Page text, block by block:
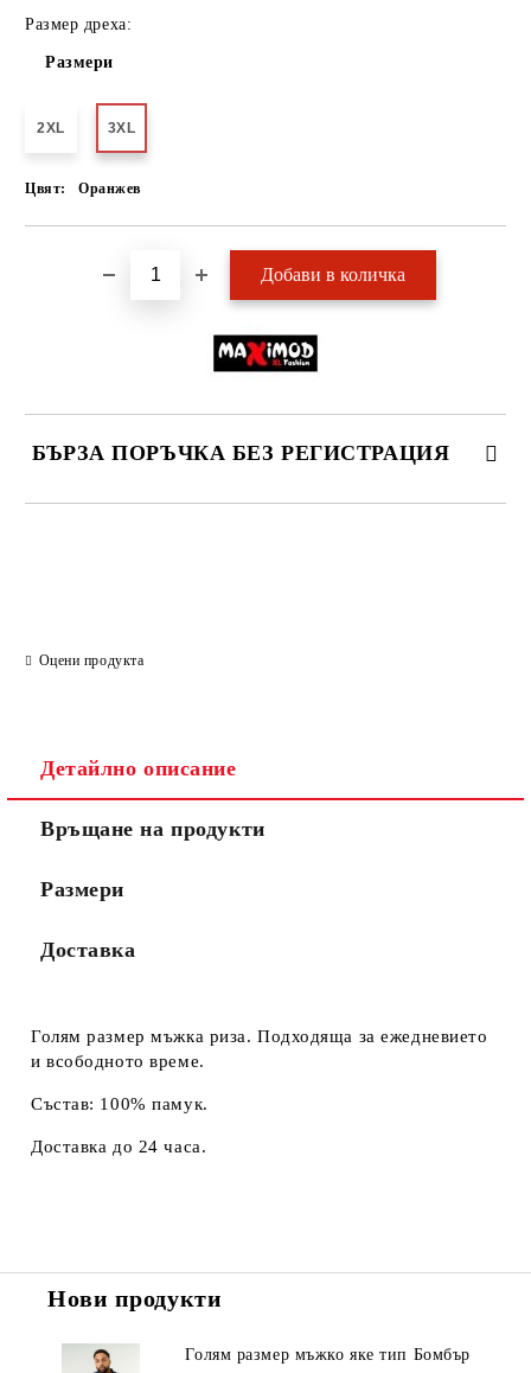
Размер дреха:
Размери
2XL 3XL
Цвят: Оранжев
БЪРЗА ПОРЪЧКА БЕЗ РЕГИСТРАЦИЯ
Оцени продукта
Детайлно описание
Връщане на продукти
Размери
Доставка
Голям размер мъжка риза. Подходяща за ежедневието
и всободното време.
Състав: 100% памук.
Доставка до 24 часа.
Нови продукти
Голям размер мъжко яке тип Бомбър